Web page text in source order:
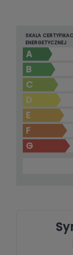
SKALA
ENERGETYCZNEJ
A
B
C
D
E
F
G